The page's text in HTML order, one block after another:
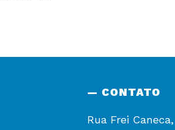
— CONTATO
Rua Frei